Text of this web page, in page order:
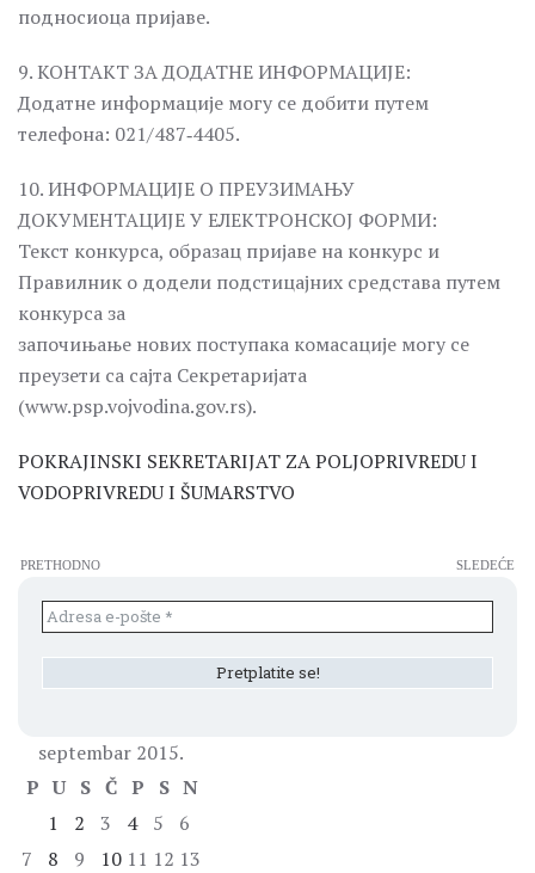
подносиоца пријаве.
9. КОНТАКТ ЗА ДОДАТНЕ ИНФОРМАЦИЈЕ:
Додатне информације могу се добити путем
телефона: 021/487‐4405.
10. ИНФОРМАЦИЈЕ О ПРЕУЗИМАЊУ
ДОКУМЕНТАЦИЈЕ У ЕЛЕКТРОНСКОЈ ФОРМИ:
Текст конкурса, образац пријаве на конкурс и
Правилник о додели подстицајних средстава путем
конкурса за
започињање нових поступака комасације могу се
преузети са сајта Секретаријата
(www.psp.vojvodina.gov.rs).
POKRAJINSKI SEKRETARIJAT ZA POLJOPRIVREDU I
VODOPRIVREDU I ŠUMARSTVO
PRETHODNO SLEDEĆE
septembar 2015.
P U S Č P S N
1
2 3 4 5
6
7
8 9 10 11 12 13